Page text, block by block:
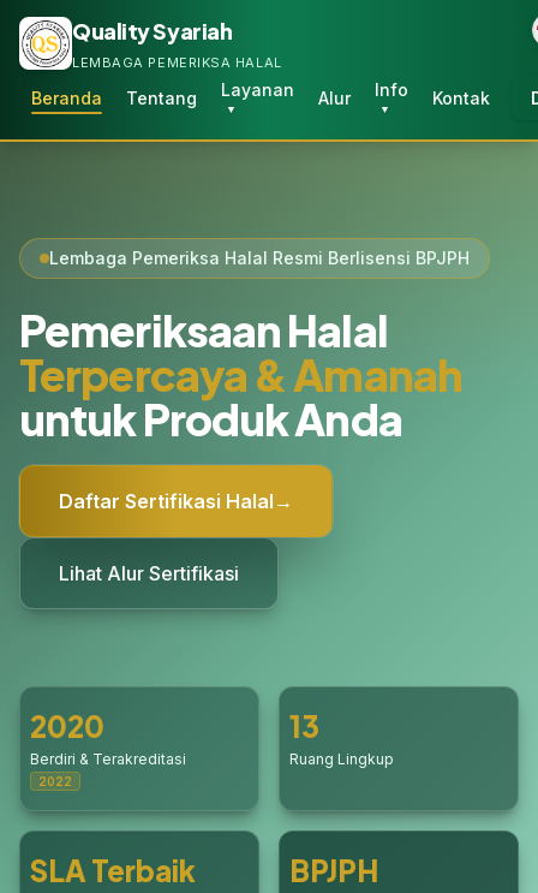
Quality Syariah
LEMBAGA PEMERIKSA HALAL
Beranda Tentang Layanan
▼
Alur Info
▼
Kontak
Lembaga Pemeriksa Halal Resmi Berlisensi BPJPH
Pemeriksaan Halal
Terpercaya & Amanah
untuk Produk Anda
Daftar Sertifikasi Halal →
Lihat Alur Sertifikasi
2020
Berdiri & Terakreditasi
2022
13
Ruang Lingkup
SLA Terbaik BPJPH